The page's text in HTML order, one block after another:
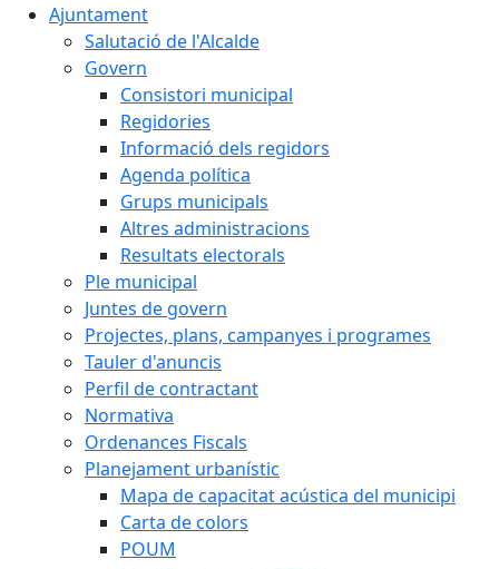
Ajuntament
Salutació de l'Alcalde
Govern
Consistori municipal
Regidories
Informació dels regidors
Agenda política
Grups municipals
Altres administracions
Resultats electorals
Ple municipal
Juntes de govern
Projectes, plans, campanyes i programes
Tauler d'anuncis
Perfil de contractant
Normativa
Ordenances Fiscals
Planejament urbanístic
Mapa de capacitat acústica del municipi
Carta de colors
POUM